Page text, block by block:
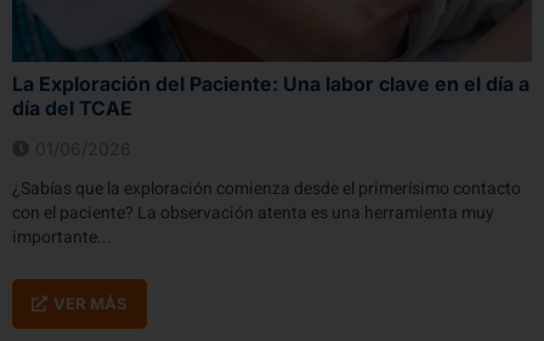
La Exploración del Paciente: Una labor clave en el día a
día del TCAE
¿Sabías que la exploración comienza desde el primerísimo contacto
con el paciente? La observación atenta es una herramienta muy
importante...
VER MÁS